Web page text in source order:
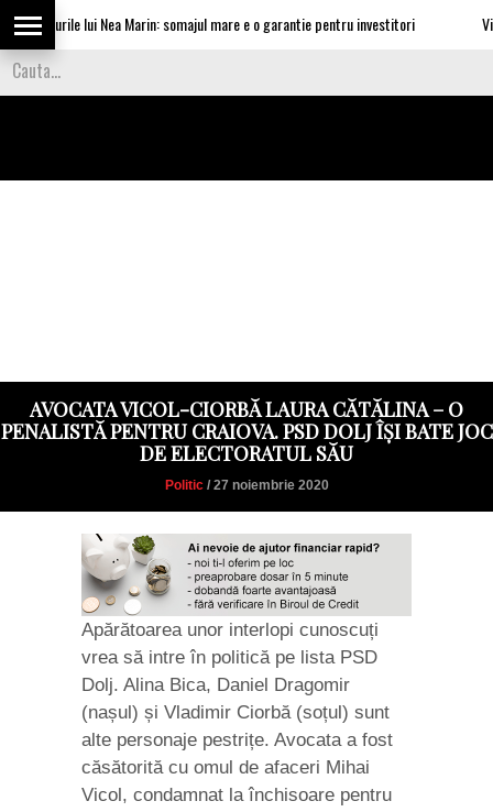
lui Nea Marin: somajul mare e o garantie pentru investitori
AVOCATA VICOL-CIORBĂ LAURA CĂTĂLINA – O
PENALISTĂ PENTRU CRAIOVA. PSD DOLJ ÎȘI BATE JOC
DE ELECTORATUL SĂU
Politic/ 27 noiembrie 2020
Apărătoarea unor interlopi cunoscuți
vrea să intre în politică pe lista PSD
Dolj. Alina Bica, Daniel Dragomir
(nașul) și Vladimir Ciorbă (soțul) sunt
alte personaje pestrițe. Avocata a fost
căsătorită cu omul de afaceri Mihai
Vicol, condamnat la închisoare pentru